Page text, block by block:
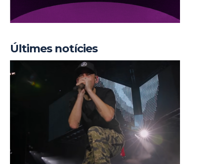
Últimes notícies